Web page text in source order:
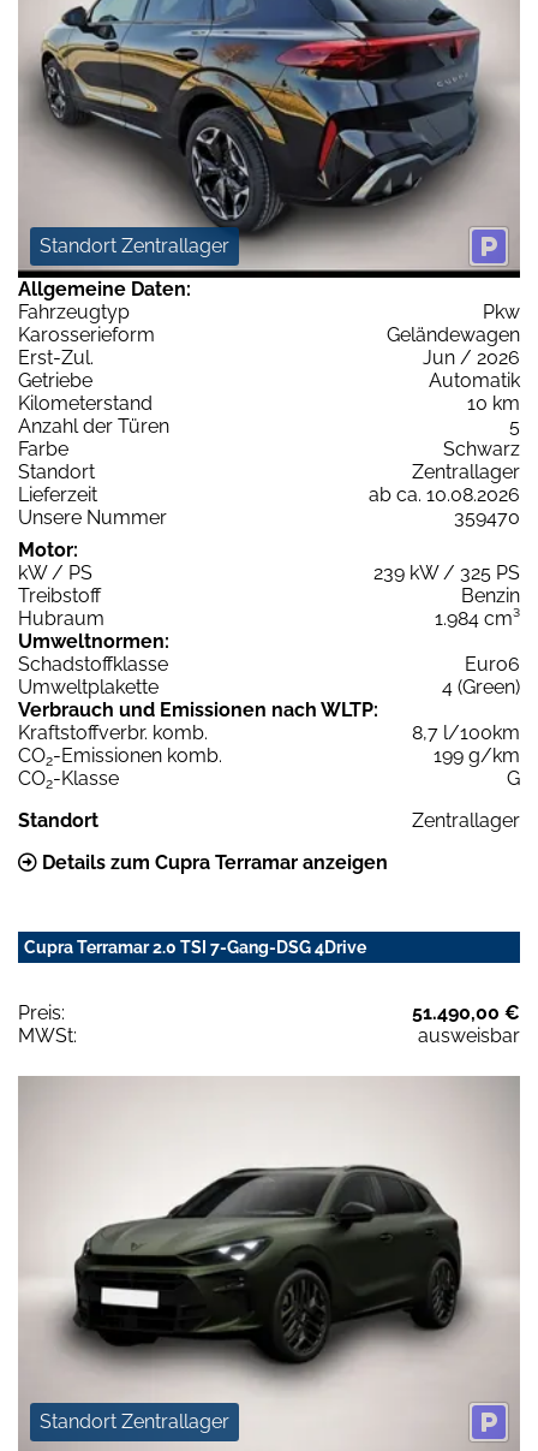
Standort Zentrallager
Allgemeine Daten:
Fahrzeugtyp
Pkw
Karosserieform
Geländewagen
Erst-Zul.
Jun / 2026
Getriebe
Automatik
Kilometerstand
10 km
Anzahl der Türen
5
Farbe
Schwarz
Standort
Zentrallager
Lieferzeit
ab ca. 10.08.2026
Unsere Nummer
359470
Motor:
kW / PS
239 kW / 325 PS
Treibstoff
Benzin
Hubraum
1.984 cm³
Umweltnormen:
Schadstoffklasse
Euro6
Umweltplakette
4 (Green)
Verbrauch und Emissionen nach WLTP:
Kraftstoffverbr. komb.
8,7 l/100km
CO2-Emissionen komb.
199 g/km
CO2-Klasse
G
Standort
Zentrallager
Details zum Cupra Terramar anzeigen
Cupra Terramar 2.0 TSI 7-Gang-DSG 4Drive
Preis:
51.490,00 €
MWSt:
ausweisbar
Standort Zentrallager